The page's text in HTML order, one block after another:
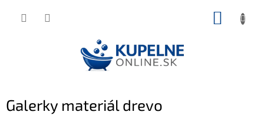
Galerky materiál drevo